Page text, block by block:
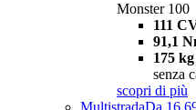
Monster 100
111
91,1
175 kg
senza
scopri di più
MultistradaDa